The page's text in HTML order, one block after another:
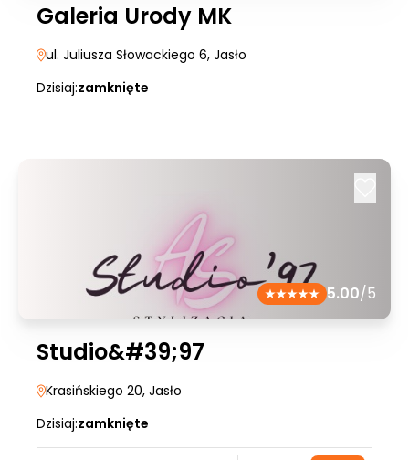
Galeria Urody MK
ul. Juliusza Słowackiego 6, Jasło
Dzisiaj:zamknięte
5.00/5
Studio&#39;97
Krasińskiego 20, Jasło
Dzisiaj:zamknięte